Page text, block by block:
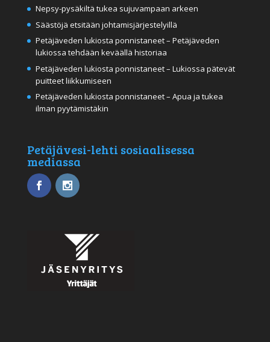
Nepsy-pysäkiltä tukea sujuvampaan arkeen
Säästöjä etsitään johtamisjärjestelyillä
Petäjäveden lukiosta ponnistaneet – Petäjäveden
lukiossa tehdään keväällä historiaa
Petäjäveden lukiosta ponnistaneet – Lukiossa pätevät
puitteet liikkumiseen
Petäjäveden lukiosta ponnistaneet – Apua ja tukea
ilman pyytämistäkin
Petäjävesi-lehti sosiaalisessa
mediassa